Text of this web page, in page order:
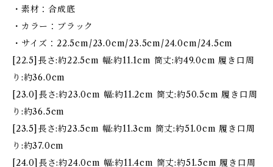
・素材：合成底
・カラー：ブラック
・サイズ：22.5cm/23.0cm/23.5cm/24.0cm/24.5cm
[22.5]長さ:約22.5cm 幅:約11.1cm 筒丈:約49.0cm 履き口周
り:約36.0cm
[23.0]長さ:約23.0cm 幅:約11.2cm 筒丈:約50.5cm 履き口周
り:約36.5cm
[23.5]長さ:約23.5cm 幅:約11.3cm 筒丈:約51.0cm 履き口周
り:約37.0cm
[24.0]長さ:約24.0cm 幅:約11.4cm 筒丈:約51.5cm 履き口周